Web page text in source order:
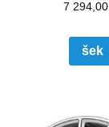
7 294,00
šek